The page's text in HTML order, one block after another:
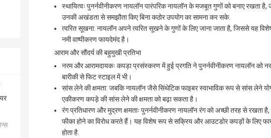
स्थायित्वः पुनर्नवीनीकरण नायलॉन पारंपरिक नायलॉन के मजबूत गुणों को बनाए
उनकी अखंडता से समझौता किए बिना कठोर उपयोग का सामना कर सके.
त्वरित सूखना: नायलॉन अपने त्वरित सूखने के गुणों के लिए जाना जाता है, जिससे यह
नमी वाष्पीकरण फायदेमंद है।
आराम और सौंदर्य की बहुमुखी प्रतिभा
नरम और आरामदायकः कपड़ा प्रसंस्करण में हुई प्रगति ने पुनर्नवीनीकरण नायलॉन को
बारीकी से फिट स्टाइल में भी।
सांस लेने की क्षमता: जबकि नायलॉन जैसे सिंथेटिक फाइबर स्वाभाविक रूप से सांस लेने
एकीकरण कपड़े की सांस लेने की क्षमता को बढ़ा सकता है।
रंग प्रतिधारण और मुद्रण क्षमताः पुनर्नवीनीकरण नायलॉन रंग को अच्छी तरह से
फीका होने का विरोध करते हैं। यह विशेष रूप से सक्रिय और आउटडोर कपड़ों के लिए
होता है.